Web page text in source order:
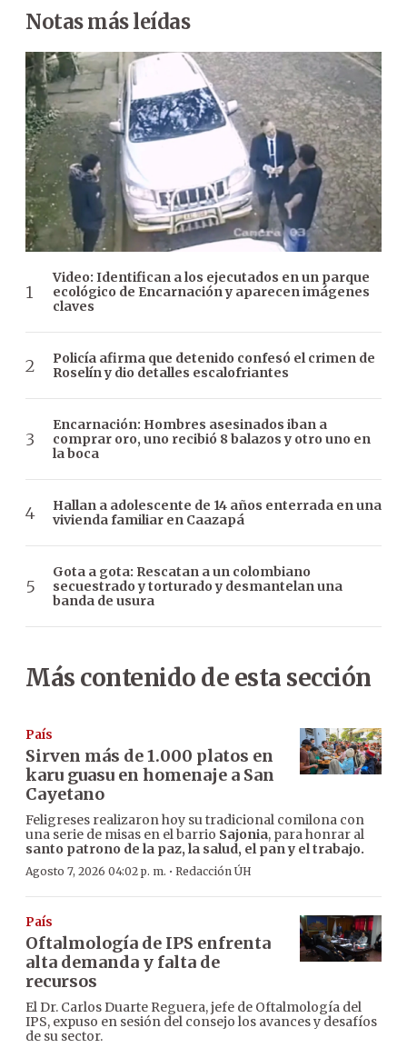
Notas más leídas
Video: Identifican a los ejecutados en un parque
ecológico de Encarnación y aparecen imágenes
claves
Policía afirma que detenido confesó el crimen de
Roselín y dio detalles escalofriantes
Encarnación: Hombres asesinados iban a
comprar oro, uno recibió 8 balazos y otro uno en
la boca
Hallan a adolescente de 14 años enterrada en una
vivienda familiar en Caazapá
Gota a gota: Rescatan a un colombiano
secuestrado y torturado y desmantelan una
banda de usura
Más contenido de esta sección
País
Sirven más de 1.000 platos en
karu guasu en homenaje a San
Cayetano
Feligreses realizaron hoy su tradicional comilona con
una serie de misas en el barrio Sajonia, para honrar al
santo patrono de la paz, la salud, el pan y el trabajo.
Agosto 7, 2026 04:02 p. m. · Redacción ÚH
País
Oftalmología de IPS enfrenta
alta demanda y falta de
recursos
El Dr. Carlos Duarte Reguera, jefe de Oftalmología del
IPS, expuso en sesión del consejo los avances y desafíos
de su sector.